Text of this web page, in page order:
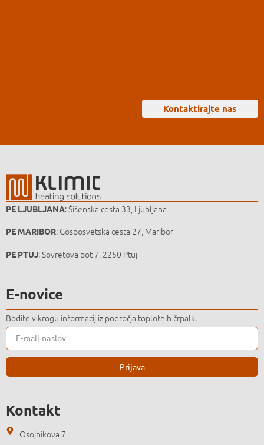
Kontaktirajte nas
PE LJUBLJANA: Šišenska cesta 33, Ljubljana
PE MARIBOR: Gosposvetska cesta 27, Maribor
PE PTUJ: Sovretova pot 7, 2250 Ptuj
E-novice
Bodite v krogu informacij iz področja toplotnih črpalk.
Prijava
Kontakt
Osojnikova 7